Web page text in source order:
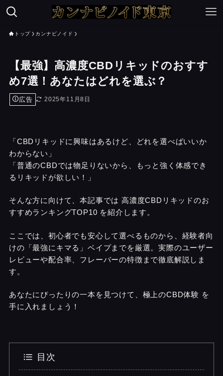
トップ カンナビノイド
【最強】高濃度CBDリキッドのおすす
め7選！あなたはどれを選ぶ？
広告 2025年11月8日
「CBDリキッドに興味はあるけど、どれを選べばいいか
わからない」
「普通のCBDでは物足りないから、もっと強く体感でき
るリキッドが欲しい！」
そんな方に向けて、本記事では 高濃度CBDリキッドのお
すすめランキングTOP10 を紹介します。
ここでは、初心者でも安心して選べるものから、経験者向
けの「最強にキマる」ベイプまでを厳選。実際のユーザー
レビューや配合率、フレーバーの特徴まで徹底解説しま
す。
あなたにぴったりの一本を見つけて、極上のCBD体験 を
手に入れましょう！
目次